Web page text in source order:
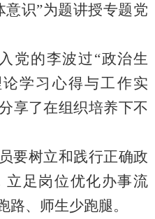
意识”为题讲授专题党
党的李波过“政治生
学习心得与工作实
享了在组织培养下不
要树立和践行正确政
立足岗位优化办事流
路、师生少跑腿。